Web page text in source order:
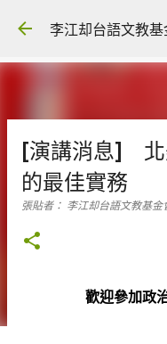
李江却台語文教基
[演講消息] 北
的最佳實務
張貼者： 李江却台語文教基金
歡迎參加政